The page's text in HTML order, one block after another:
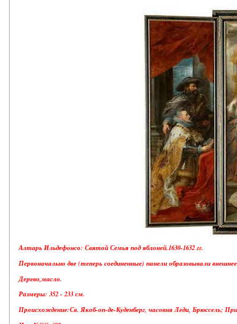
Алтарь Ильдефонсо: Святой Семья под яблоней.1630-1632 гг.
Первоначально две (теперь соединенные) панели образовывали
Дерево,масло.
Размеры: 352 - 233 см.
Происхождение:Св. Якоб-оп-де-Куденберг, часовня Леди, Брюссель;